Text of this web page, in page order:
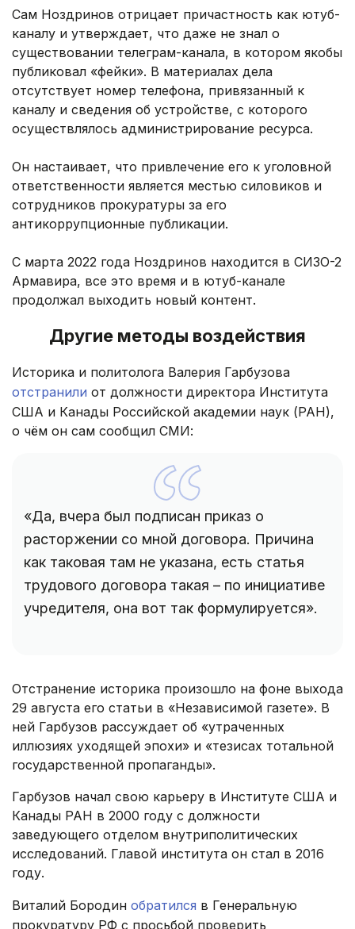
Сам Ноздринов отрицает причастность как ютуб-
каналу и утверждает, что даже не знал о
существовании телеграм-канала, в котором якобы
публиковал «фейки». В материалах дела
отсутствует номер телефона, привязанный к
каналу и сведения об устройстве, с которого
осуществлялось администрирование ресурса.
Он настаивает, что привлечение его к уголовной
ответственности является местью силовиков и
сотрудников прокуратуры за его
антикоррупционные публикации.
С марта 2022 года Ноздринов находится в СИЗО-2
Армавира, все это время и в ютуб-канале
продолжал выходить новый контент.
Другие методы воздействия
Историка и политолога Валерия Гарбузова
отстранили от должности директора Института
США и Канады Российской академии наук (РАН),
о чём он сам сообщил СМИ:
«Да, вчера был подписан приказ о
расторжении со мной договора. Причина
как таковая там не указана, есть статья
трудового договора такая – по инициативе
учредителя, она вот так формулируется».
Отстранение историка произошло на фоне выхода
29 августа его статьи в «Независимой газете». В
ней Гарбузов рассуждает об «утраченных
иллюзиях уходящей эпохи» и «тезисах тотальной
государственной пропаганды».
Гарбузов начал свою карьеру в Институте США и
Канады РАН в 2000 году с должности
заведующего отделом внутриполитических
исследований. Главой института он стал в 2016
году.
Виталий Бородин обратился в Генеральную
прокуратуру РФ с просьбой проверить